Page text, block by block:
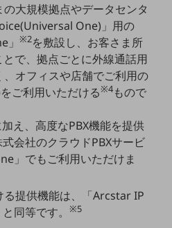
大規模拠点やデータセンタ
One)」用の
」※2を敷設し、お客さま所
とで、拠点ごとに外線通話用
オフィスや店舗でご利用の
ご利用いただける※4もので
え、高度なPBX機能を提供
会社のクラウドPBXサービ
」でもご利用いただけま
る提供機能は、「Arcstar IP
同等です。※5